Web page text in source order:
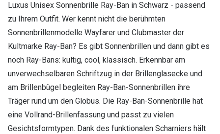
Brillenkettchen
Luxus Unisex Sonnenbrille Ray-Ban in Schwarz - passend
zu Ihrem Outfit. Wer kennt nicht die berühmten
Sonnenbrillenmodelle Wayfarer und Clubmaster der
Kultmarke Ray-Ban? Es gibt Sonnenbrillen und dann gibt es
noch Ray-Bans: kultig, cool, klassisch. Erkennbar am
unverwechselbaren Schriftzug in der Brillenglasecke und
am Brillenbügel begleiten Ray-Ban-Sonnenbrillen ihre
Träger rund um den Globus. Die Ray-Ban-Sonnenbrille hat
eine Vollrand-Brillenfassung und passt zu vielen
Gesichtsformtypen. Dank des funktionalen Scharniers hält